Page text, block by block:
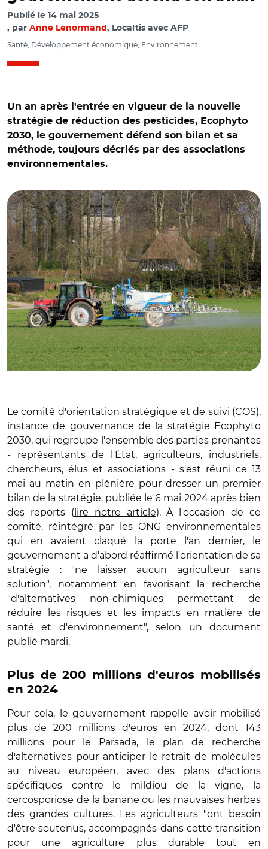
Publié le 14 mai 2025
par Anne Lenormand , Localtis avec AFP
Santé, Développement économique, Environnement
Un an après l'entrée en vigueur de la nouvelle
stratégie de réduction des pesticides, Ecophyto
2030, le gouvernement défend son bilan et sa
méthode, toujours décriés par des associations
environnementales.
Le comité d'orientation stratégique et de suivi (COS),
instance de gouvernance de la stratégie Ecophyto
2030, qui regroupe l'ensemble des parties prenantes
- représentants de l'État, agriculteurs, industriels,
chercheurs, élus et associations - s'est réuni ce 13
mai au matin en plénière pour dresser un premier
bilan de la stratégie, publiée le 6 mai 2024 après bien
des reports (lire notre article). À l'occasion de ce
comité, réintégré par les ONG environnementales
qui en avaient claqué la porte l'an dernier, le
gouvernement a d'abord réaffirmé l'orientation de sa
stratégie : "ne laisser aucun agriculteur sans
solution", notamment en favorisant la recherche
"d'alternatives non-chimiques permettant de
réduire les risques et les impacts en matière de
santé et d'environnement", selon un document
publié mardi.
Plus de 200 millions d'euros mobilisés
en 2024
Pour cela, le gouvernement rappelle avoir mobilisé
plus de 200 millions d'euros en 2024, dont 143
millions pour le Parsada, le plan de recherche
d'alternatives pour anticiper le retrait de molécules
au niveau européen, avec des plans d'actions
spécifiques contre le mildiou de la vigne, la
cercosporiose de la banane ou les mauvaises herbes
des grandes cultures. Les agriculteurs "ont besoin
d'être soutenus, accompagnés dans cette transition
pour une agriculture plus durable tout en